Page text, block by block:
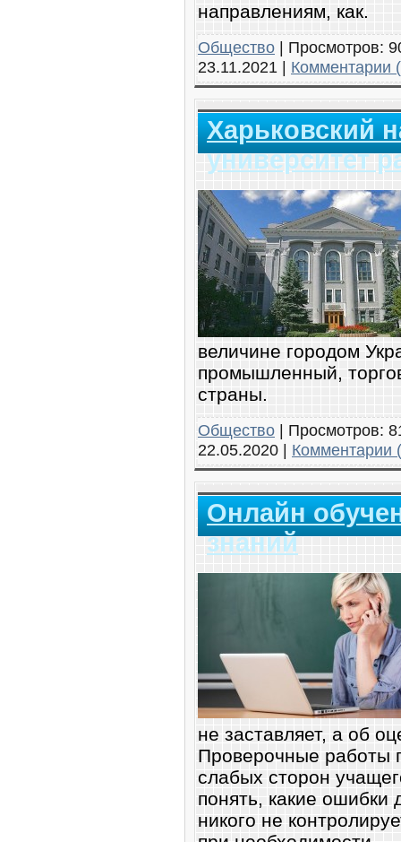
направлениям, как.
Общество | Просмотров:
23.11.2021 | Комментарии
Харьковский
университет
величине городом
промышленный,
страны.
Общество | Просмотров:
22.05.2020 | Комментарии
Онлайн
знаний
не заставляет, а об
Проверочные работы
слабых сторон
понять, какие
никого не